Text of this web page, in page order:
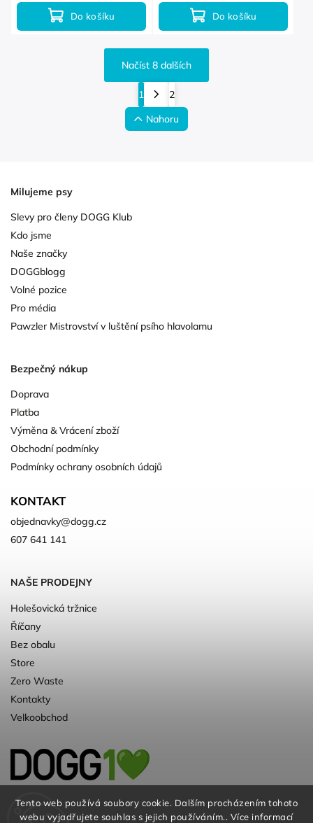
Tento web používá soubory cookie. Dalším procházením tohoto
webu vyjadřujete souhlas s jejich používáním.. Více informací
Do košíku Do košíku
Načíst 8 dalších
1
2
Nahoru
Milujeme psy
Slevy pro členy DOGG Klub
Kdo jsme
Naše značky
DOGGblogg
Volné pozice
Pro média
Pawzler Mistrovství v luštění psího hlavolamu
Bezpečný nákup
Doprava
Platba
Výměna & Vrácení zboží
Obchodní podmínky
Podmínky ochrany osobních údajů
KONTAKT
objednavky@dogg.cz
607 641 141
NAŠE PRODEJNY
Holešovická tržnice
Říčany
Bez obalu
Store
Zero Waste
Kontakty
Velkoobchod
Kvalitní a ♻️eko chovatelské potřeby pro